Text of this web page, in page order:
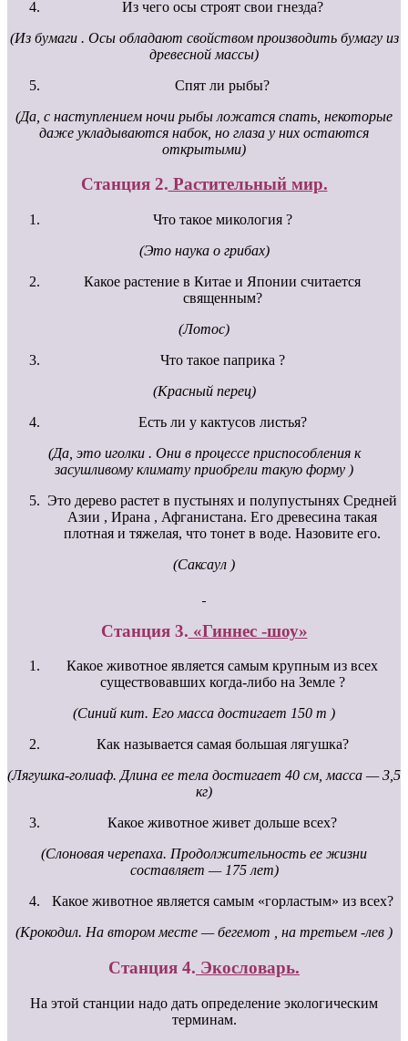
Из чего осы строят свои гнезда?
(Из бумаги . Осы обладают свойством производить бумагу из
древесной массы)
Спят ли рыбы?
(Да, с наступлением ночи рыбы ложатся спать, некоторые
даже укладываются набок, но глаза у них остаются
открытыми)
Станция 2. Растительный мир.
Что такое микология ?
(Это наука о грибах)
Какое растение в Китае и Японии считается
священным?
(Лотос)
Что такое паприка ?
(Красный перец)
Есть ли у кактусов листья?
(Да, это иголки . Они в процессе приспособления к
засушливому климату приобрели такую форму )
Это дерево растет в пустынях и полупустынях Средней
Азии , Ирана , Афганистана. Его древесина такая
плотная и тяжелая, что тонет в воде. Назовите его.
(Саксаул )
Станция 3. «Гиннес -шоу»
Какое животное является самым крупным из всех
существовавших когда-либо на Земле ?
(Синий кит. Его масса достигает 150 т )
Как называется самая большая лягушка?
(Лягушка-голиаф. Длина ее тела достигает 40 см, масса — 3,5
кг)
Какое животное живет дольше всех?
(Слоновая черепаха. Продолжительность ее жизни
составляет — 175 лет)
Какое животное является самым «горластым» из всех?
(Крокодил. На втором месте — бегемот , на третьем -лев )
Станция 4. Экословарь.
На этой станции надо дать определение экологическим
терминам.